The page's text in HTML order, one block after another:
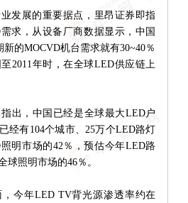
展的重要据点，里昂证券即指
求，从设备厂商数据显示，中国
的MOCVD机台需求就有30~40％
2011年时，在全球LED供应链上
出，中国已经是全球最大LED户
经有104个城市、25万个LED路灯
明市场的42％，预估今年LED路
球照明市场的46％。
今年LED TV背光源渗透率约在